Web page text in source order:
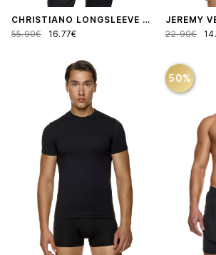
CHRISTIANO LONGSLEEVE FITNESS ZIP HOODIE
55.90€
16.77€
JEREMY
22.90€
50%